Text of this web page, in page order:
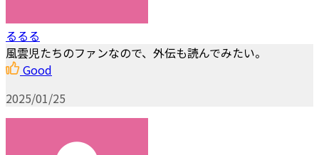
るるる
風雲児たちのファンなので、外伝も読んでみたい。
Good
2025/01/25